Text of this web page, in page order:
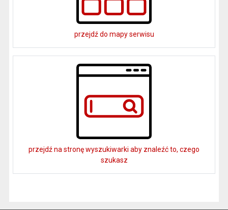
przejdź do mapy serwisu
przejdź na stronę wyszukiwarki aby znaleźć to, czego
szukasz